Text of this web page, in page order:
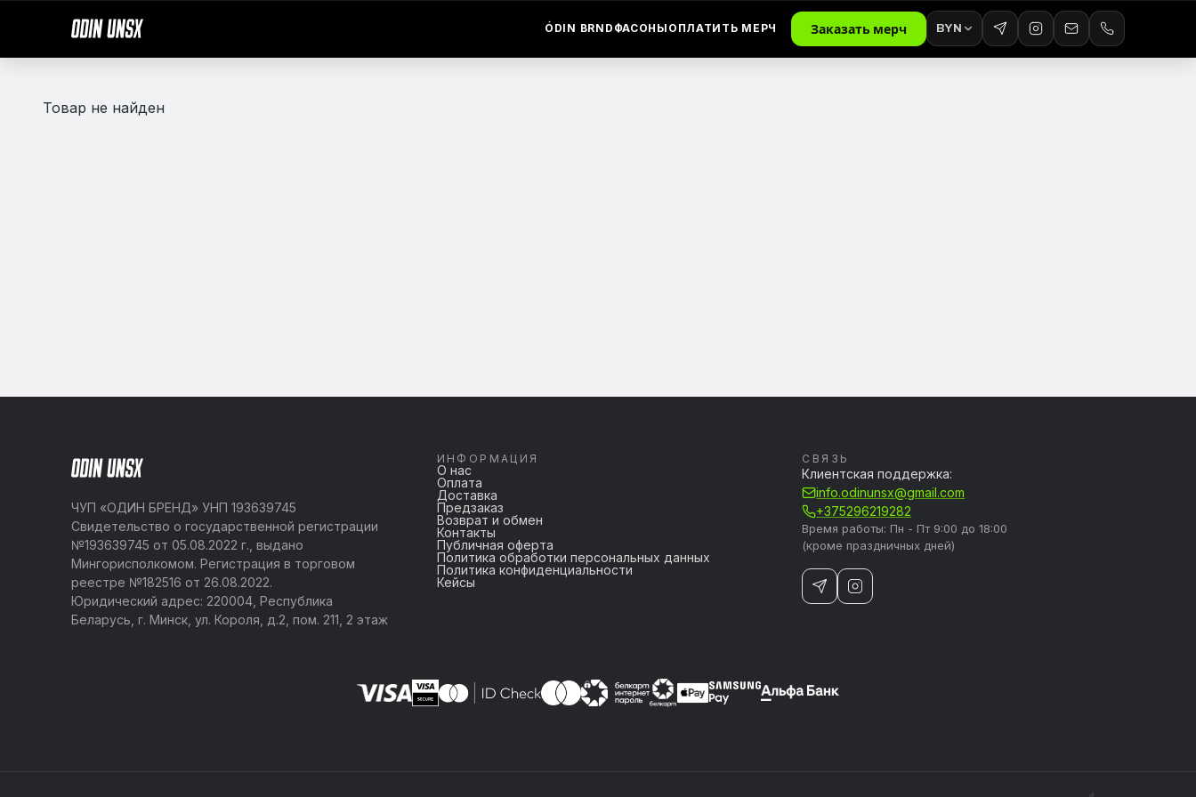
ÓDIN BRND ФАСОНЫ ОПЛАТИТЬ МЕРЧ Заказать мерч BYN
Товар не найден
ЧУП «ОДИН БРЕНД» УНП 193639745
Свидетельство о государственной регистрации
№193639745 от 05.08.2022 г., выдано
Мингорисполкомом. Регистрация в торговом
реестре №182516 от 26.08.2022.
Юридический адрес: 220004, Республика
Беларусь, г. Минск, ул. Короля, д.2, пом. 211, 2 этаж
ИНФОРМАЦИЯ
О нас
Оплата
Доставка
Предзаказ
Возврат и обмен
Контакты
Публичная оферта
Политика обработки персональных данных
Политика конфиденциальности
Кейсы
СВЯЗЬ
Клиентская поддержка:
info.odinunsx@gmail.com
+375296219282
Время работы: Пн - Пт 9:00 до 18:00
(кроме праздничных дней)